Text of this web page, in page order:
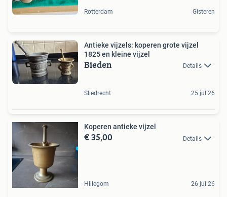
Rotterdam Gisteren
Antieke vijzels: koperen grote vijzel
1825 en kleine vijzel
Bieden Details
Sliedrecht 25 jul 26
Koperen antieke vijzel
€ 35,00 Details
Hillegom 26 jul 26